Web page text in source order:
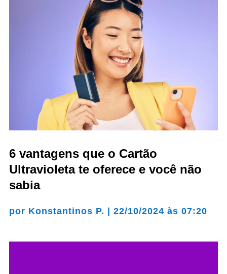
6 vantagens que o Cartão
Ultravioleta te oferece e você não
sabia
por Konstantinos P. | 22/10/2024 às 07:20